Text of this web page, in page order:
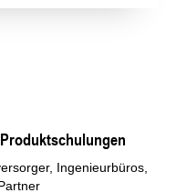
Ingenieurbüros,